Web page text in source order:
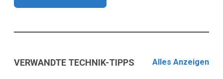
VERWANDTE TECHNIK-TIPPS Alles Anzeigen